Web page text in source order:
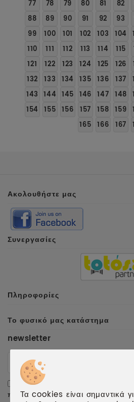
77
78 79 80 81 82
88
89 90 91 92 93
99
100 101 102 103 104
110
111 112 113 114 115
121
122 123 124 125 126
132
133 134 135 136 137
143 144 145 146 147 148
154
155 156 157 158 159
165 166 167
Ακολουθήστε μας
Συνεργασίες
Πληροφορίες
Το φυσικό μας κατάστημα
newsletter
Αποδέχομαι τους
προσωπικών δεδομένων.
Τα cookies είναι σημαντικά